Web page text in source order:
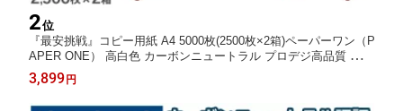
2位
『最安挑戦』コピー用紙 A4 5000枚(2500枚×2箱)ペーパーワン（P
APER ONE） 高白色 カーボンニュートラル プロデジ高品質 保存
箱仕様 PEFC認証 用紙 OA用紙 印刷用紙 無地《商品到着後、レ
ビュー書いて次回使えるクーポンプレゼント》『送料無料（一部
3,899円